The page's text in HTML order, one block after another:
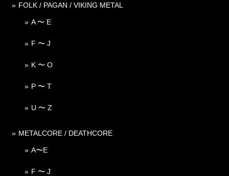
FOLK / PAGAN / VIKING METAL
A 〜 E
F 〜 J
K 〜 O
P 〜 T
U 〜 Z
METALCORE / DEATHCORE
A〜E
F 〜 J